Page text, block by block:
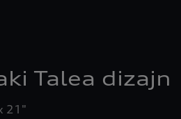
Talea dizajn